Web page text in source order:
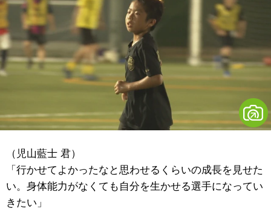
（児山藍士 君）
「行かせてよかったなと思わせるくらいの成長を見せた
い。身体能力がなくても自分を生かせる選手になってい
きたい」